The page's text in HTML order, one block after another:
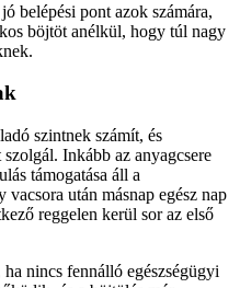
belépési pont azok számára,
böjtöt anélkül, hogy túl nagy
szintnek számít, és
Inkább az anyagcsere
támogatása áll a
után másnap egész nap
reggelen kerül sor az első
nincs fennálló egészségügyi